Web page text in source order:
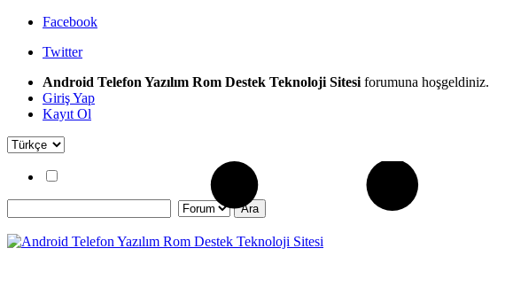
Facebook
Twitter
Android Telefon Yazılım Rom Destek Teknoloji Sitesi forumuna hoşgeldiniz.
Giriş Yap
Kayıt Ol